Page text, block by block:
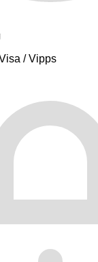
/ Vipps